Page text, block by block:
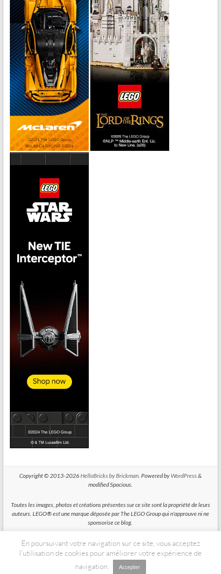
Copyright © 2013-2026HelloBricks by Brickman. Powered by WordPress&
modified Spacious.
Toutes les images, photos et créations présentes sur ce site sont la propriété de leurs
auteurs. LEGO® est une marque déposée par The LEGO Group qui n'approuve ni ne
sponsorise ce blog.
HelloBricks participe au Programme Partenaires d'Amazon EU, un programme
d'affiliation conçu pour permettre à des sites de percevoir une rémunération grace à
la création de liens vers Amazon.fr
En poursuivant votre navigation sur ce site, vous acceptez
l’utilisation de cookies pour améliorer votre expérience de
navigation.
Accepter